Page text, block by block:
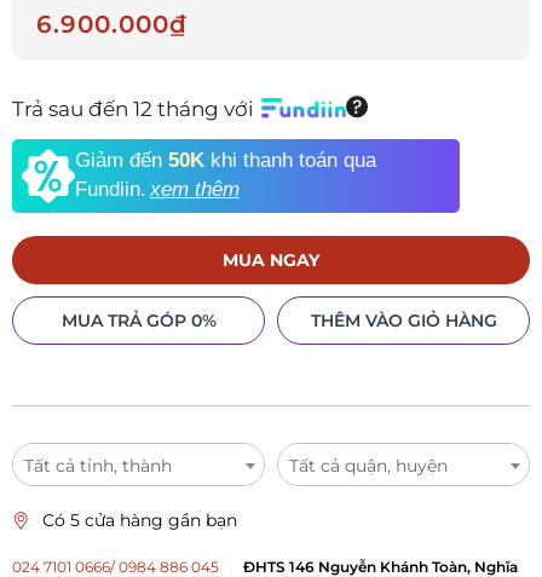
6.900.000₫
Trả sau đến 12 tháng với
Giảm đến 50K khi thanh toán qua
Fundiin.xem thêm
MUA NGAY
MUA TRẢ GÓP 0% THÊM VÀO GIỎ HÀNG
Tất cả tỉnh, thành Tất cả quận, huyện
Có 5 cửa hàng gần bạn
024 7101 0666/ 0984 886 045
ĐHTS 146 Nguyễn Khánh Toàn, Nghĩa